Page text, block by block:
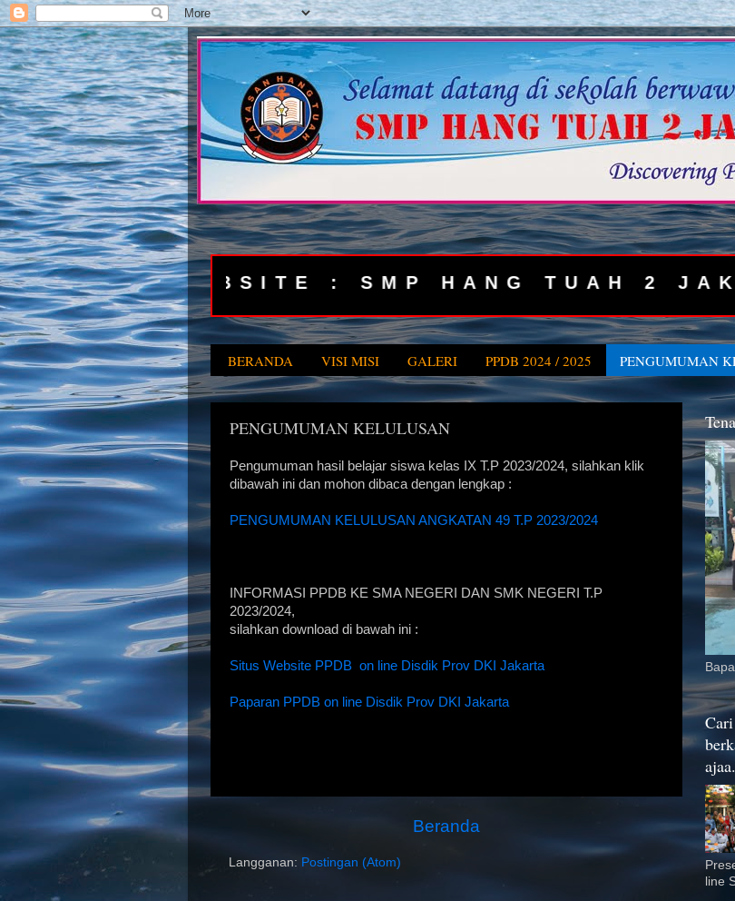
DATANG DI WEBSITE : SMP HANG TUAH 2
BERANDA VISI MISI GALERI PPDB 2024 / 2025 PENGUMUMAN
PENGUMUMAN KELULUSAN
Pengumuman hasil belajar siswa kelas IX T.P 2023/2024, silahkan klik
dibawah ini dan mohon dibaca dengan lengkap :
PENGUMUMAN KELULUSAN ANGKATAN 49 T.P 2023/2024
INFORMASI PPDB KE SMA NEGERI DAN SMK NEGERI T.P
2023/2024,
silahkan download di bawah ini :
Situs Website PPDB on line Disdik Prov DKI Jakarta
Paparan PPDB on line Disdik Prov DKI Jakarta
Beranda
Langganan: Postingan (Atom)
line